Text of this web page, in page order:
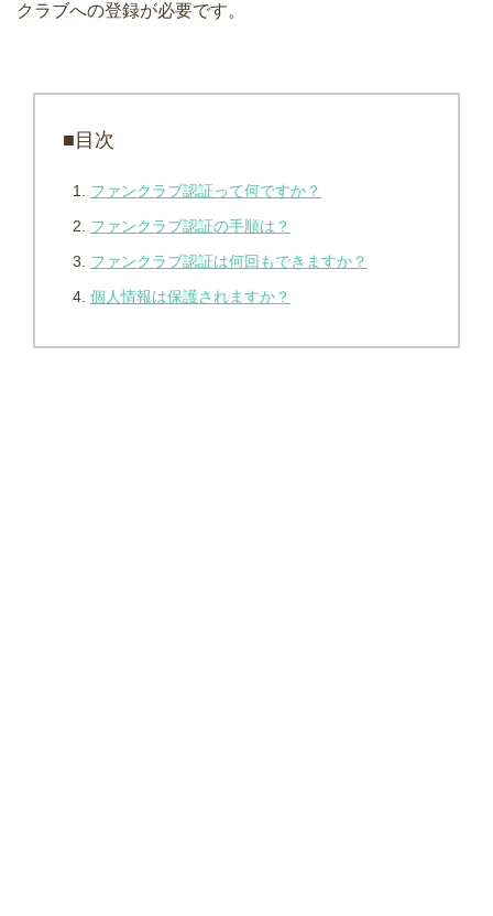
クラブへの登録が必要です。
■目次
ファンクラブ認証って何ですか？
ファンクラブ認証の手順は？
ファンクラブ認証は何回もできますか？
個人情報は保護されますか？